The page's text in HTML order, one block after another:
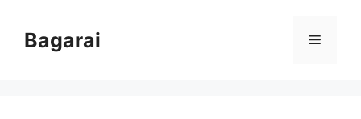
paraBagarai Menu